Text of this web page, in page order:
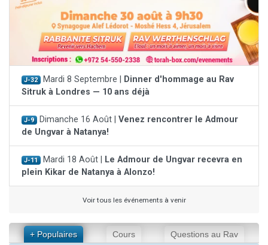
J-32 Mardi 8 Septembre |
Dinner d'hommage au Rav
Sitruk à Londres — 10 ans déjà
J-9 Dimanche 16 Août | Venez rencontrer le Admour
de Ungvar à Natanya!
J-11 Mardi 18 Août |
Le Admour de Ungvar recevra en
plein Kikar de Natanya à Alonzo!
Voir tous les événements à venir
+ Populaires Cours Questions au Rav